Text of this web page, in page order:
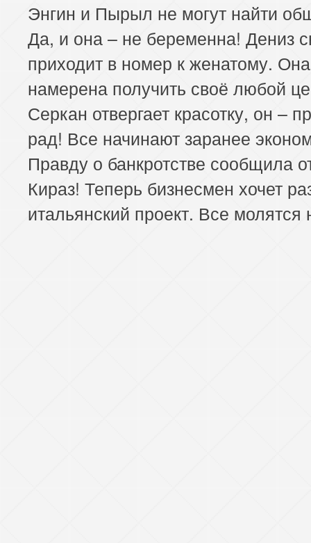
Энгин и Пырыл не могут найти
Да, и она – не беременна! Дениз
приходит в номер к женатому. Она
намерена получить своё любой
Серкан отвергает красотку, он –
рад! Все начинают заранее
Правду о банкротстве сообщила
Кираз! Теперь бизнесмен хочет
итальянский проект. Все молятся